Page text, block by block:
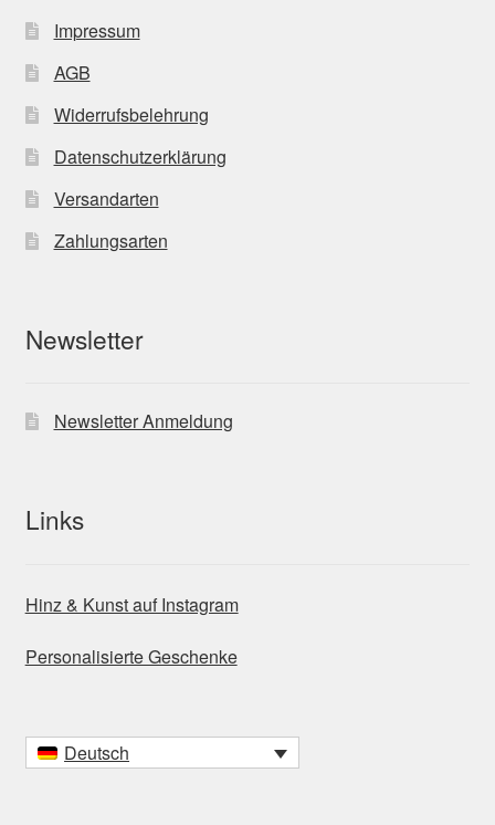
Impressum
AGB
Widerrufsbelehrung
Datenschutzerklärung
Versandarten
Zahlungsarten
Newsletter
Newsletter Anmeldung
Links
Hinz & Kunst auf Instagram
Personalisierte Geschenke
Deutsch